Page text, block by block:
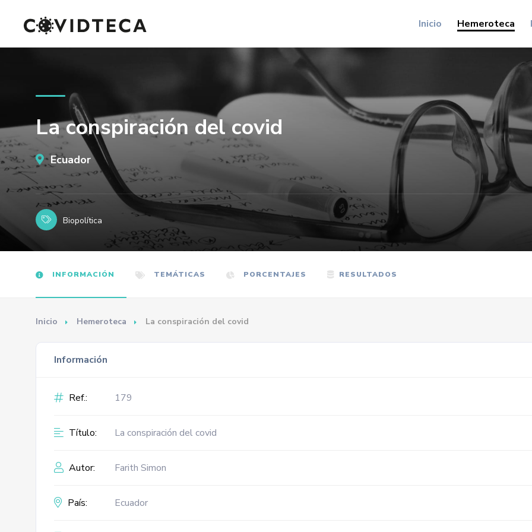
Inicio Hemeroteca
La conspiración del covid
Ecuador
Biopolítica
INFORMACIÓN TEMÁTICAS PORCENTAJES RESULTADOS
Inicio Hemeroteca La conspiración del covid
Información
Ref.: 179
Título: La conspiración del covid
Autor: Farith Simon
País: Ecuador